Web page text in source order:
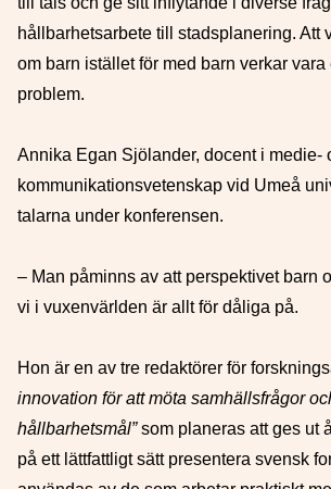
hållbarhetsarbete till stadsplanering. Att
om barn istället för med barn verkar
problem.
Annika Egan Sjölander, docent i medie-
kommunikationsvetenskap vid Umeå
talarna under konferensen.
– Man påminns av att perspektivet barn
vi i vuxenvärlden är allt för dåliga på.
Hon är en av tre redaktörer för
innovation för att möta samhällsfrågor
hållbarhetsmål”som planeras att ges ut
på ett lättfattligt sätt presentera svensk